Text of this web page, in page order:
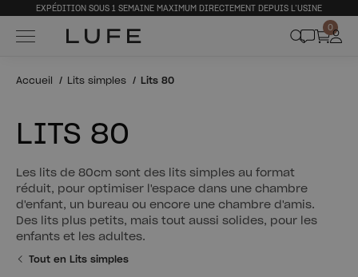
EXPÉDITION SOUS 1 SEMAINE MAXIMUM DIRECTEMENT DEPUIS L’USINE
0
Accueil Lits simples Lits 80
LITS 80
Les lits de 80cm sont des lits simples au format
réduit, pour optimiser l'espace dans une chambre
d'enfant, un bureau ou encore une chambre d'amis.
Des lits plus petits, mais tout aussi solides, pour les
enfants et les adultes.
Tout en Lits simples